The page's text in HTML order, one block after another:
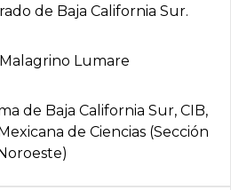
de Baja California Sur.
Lumare
de Baja California Sur, CIB,
de Ciencias (Sección